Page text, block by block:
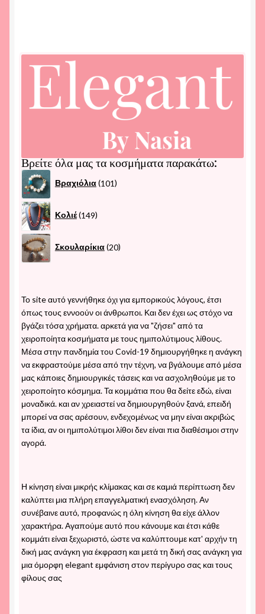
Βρείτε όλα μας τα κοσμήματα παρακάτω:
Βραχιόλια 101προϊόντα
Κολιέ 149προϊόντα
Σκουλαρίκια 20προϊόντα
Το site αυτό γεννήθηκε όχι για εμπορικούς λόγους, έτσι
όπως τους εννοούν οι άνθρωποι. Και δεν έχει ως στόχο να
βγάζει τόσα χρήματα. αρκετά για να "ζήσει" από τα
χειροποίητα κοσμήματα με τους ημιπολύτιμους λίθους.
Μέσα στην πανδημία του Covid-19 δημιουργήθηκε η ανάγκη
να εκφραστούμε μέσα από την τέχνη, να βγάλουμε από μέσα
μας κάποιες δημιουργικές τάσεις και να ασχοληθούμε με το
χειροποίητο κόσμημα. Τα κομμάτια που θα δείτε εδώ, είναι
μοναδικά. και αν χρειαστεί να δημιουργηθούν ξανά, επειδή
μπορεί να σας αρέσουν, ενδεχομένως να μην είναι ακριβώς
τα ίδια, αν οι ημιπολύτιμοι λίθοι δεν είναι πια διαθέσιμοι στην
αγορά.
Η κίνηση είναι μικρής κλίμακας και σε καμιά περίπτωση δεν
καλύπτει μια πλήρη επαγγελματική ενασχόληση. Αν
συνέβαινε αυτό, προφανώς η όλη κίνηση θα είχε άλλον
χαρακτήρα. Αγαπούμε αυτό που κάνουμε και έτσι κάθε
κομμάτι είναι ξεχωριστό, ώστε να καλύπτουμε κατ' αρχήν τη
δική μας ανάγκη για έκφραση και μετά τη δική σας ανάγκη για
μια όμορφη elegant εμφάνιση στον περίγυρο σας και τους
φίλους σας